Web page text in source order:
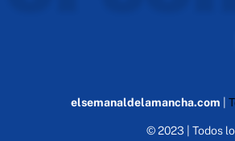
elsemanaldelamancha.com
© 2023 | Todos